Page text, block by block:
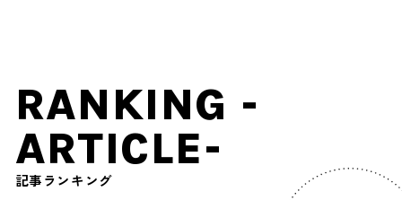
RANKING -
ARTICLE-
記事ランキング